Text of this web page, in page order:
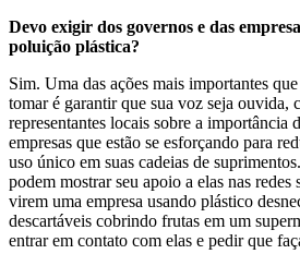
Devo exigir dos governos e das
poluição plástica?
Sim. Uma das ações mais importantes
tomar é garantir que sua voz seja ouvida,
representantes locais sobre a importância
empresas que estão se esforçando para
uso único em suas cadeias de
podem mostrar seu apoio a elas nas redes
virem uma empresa usando plástico
descartáveis cobrindo frutas em um
entrar em contato com elas e pedir que